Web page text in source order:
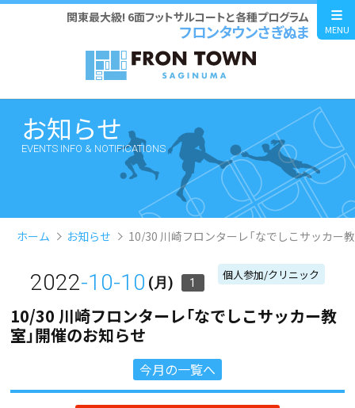
関東最大級! 6面フットサルコートと各種プログラム
フロンタウンさぎぬま MENU
お知らせ
EVENTS INFO & NOTIFICATIONS
ホーム お知らせ 10/30 川崎フロンターレ「なでしこサッカー
2022-10-10 (月) 1
個人参加/クリニック
10/30 川崎フロンターレ「なでしこサッカー教
室」開催のお知らせ
今月の一覧へ